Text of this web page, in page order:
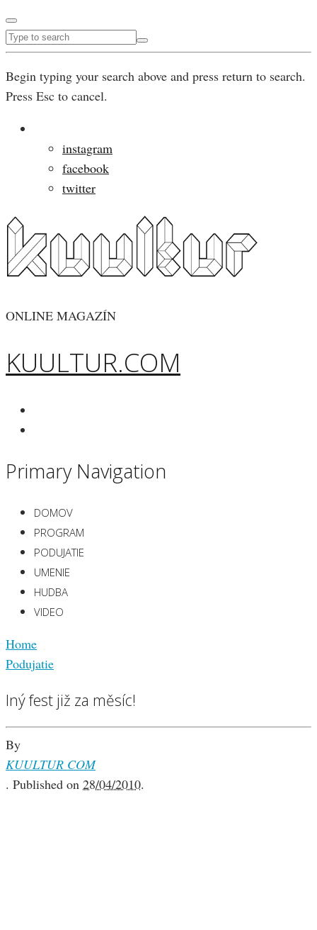
Begin typing your search above and press return to search.
Press Esc to cancel.
instagram
facebook
twitter
ONLINE MAGAZÍN
KUULTUR.COM
Primary Navigation
DOMOV
PROGRAM
PODUJATIE
UMENIE
HUDBA
VIDEO
Home
Podujatie
Iný fest již za měsíc!
By
KUULTUR COM
. Published on 28/04/2010.